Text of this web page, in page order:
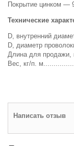
Покрытие цинком —
Технические
D, внутренний
D, диаметр
Длина для
Вес, кг/п.
Написать отзыв